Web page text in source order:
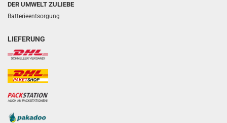
DER UMWELT ZULIEBE
Batterieentsorgung
LIEFERUNG